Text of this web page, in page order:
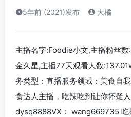
5年前 (2021)发布 大橘
主播名字:Foodie小文,主播粉丝
金久星,主播77天观看人数
务类型：直播服务领域：美食自
食达人主播，吃辣吃到让你怀疑
dysq8888VX： wang669735 吃